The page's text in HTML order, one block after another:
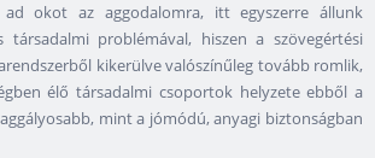
ad okot az aggodalomra, itt egyszerre állunk
társadalmi problémával, hiszen a szövegértési
kikerülve valószínűleg tovább romlik,
élő társadalmi csoportok helyzete ebből a
mint a jómódú, anyagi biztonságban